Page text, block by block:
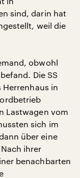
sind, darin hat
weil die
obwohl
Die SS
Herrenhaus in
Lastwagen vom
sich im
über eine
ihrer
benachbarten